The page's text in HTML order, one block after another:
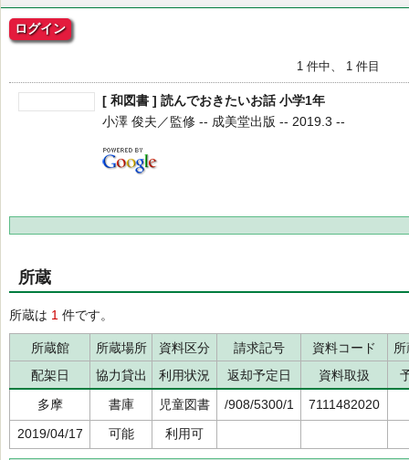
ログイン
1 件中、 1 件目
[ 和図書 ] 読んでおきたいお話 小学1年
小澤 俊夫／監修 -- 成美堂出版 -- 2019.3 --
所蔵
所蔵は 1 件です。
所蔵館 所蔵場所 資料区分 請求記号 資料コード
配架日
協力貸出 利用状況 返却予定日 資料取扱
多摩
書庫 児童図書 /908/5300/1
7111482020
2019/04/17
可能 利用可